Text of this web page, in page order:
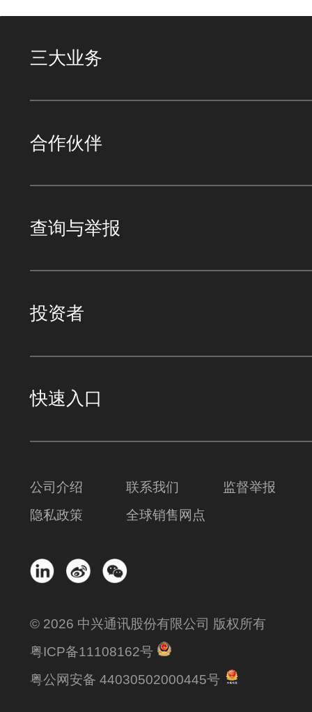
三大业务
合作伙伴
查询与举报
投资者
快速入口
公司介绍 联系我们
监督举报
隐私政策
全球销售网点
© 2026 中兴通讯股份有限公司 版权所有
粤ICP备11108162号
粤公网安备 44030502000445号